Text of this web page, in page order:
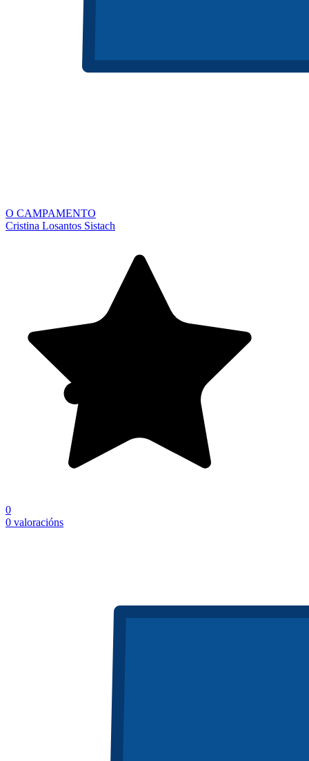
O CAMPAMENTO
Cristina Losantos Sistach
0
0 valoracións